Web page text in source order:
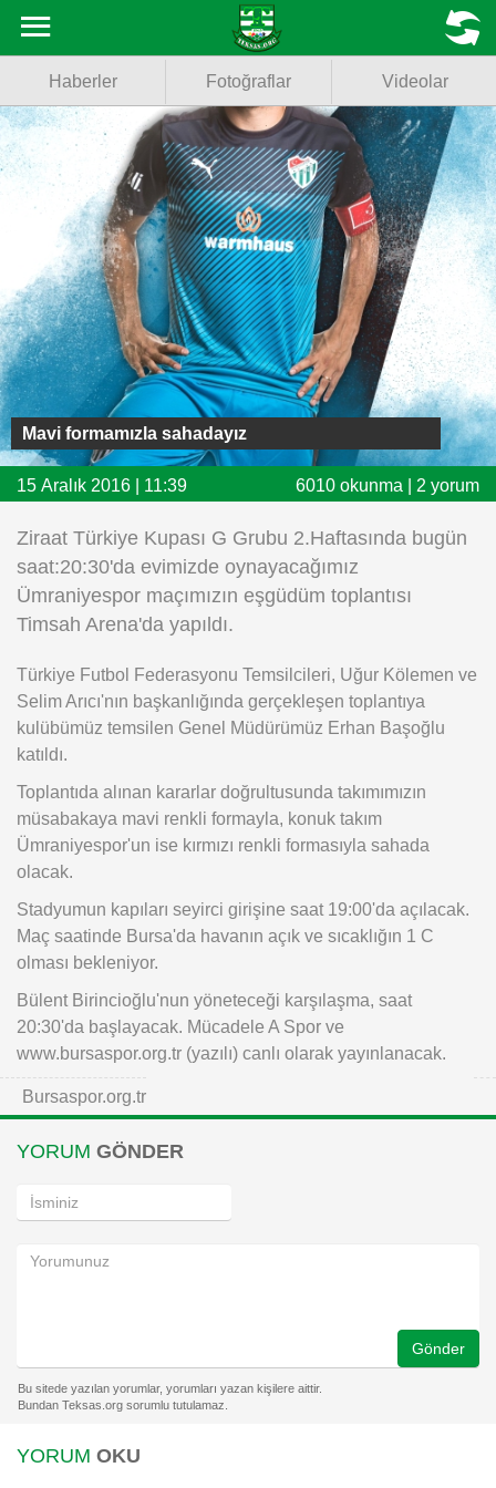
Fotoğraflar
Videolar
Basketbol
Voleybol
Puan Durumu
Fikstür
Facebook
Twitter
Instagram
Android
MENU
Haberler Fotoğraflar Videolar
Mavi formamızla sahadayız
15 Aralık 2016 | 11:39 6010 okunma | 2 yorum
Ziraat Türkiye Kupası G Grubu 2.Haftasında bugün
saat:20:30'da evimizde oynayacağımız
Ümraniyespor maçımızın eşgüdüm toplantısı
Timsah Arena'da yapıldı.
Türkiye Futbol Federasyonu Temsilcileri, Uğur Kölemen ve
Selim Arıcı'nın başkanlığında gerçekleşen toplantıya
kulübümüz temsilen Genel Müdürümüz Erhan Başoğlu
katıldı.
Toplantıda alınan kararlar doğrultusunda takımımızın
müsabakaya mavi renkli formayla, konuk takım
Ümraniyespor'un ise kırmızı renkli formasıyla sahada
olacak.
Stadyumun kapıları seyirci girişine saat 19:00'da açılacak.
Maç saatinde Bursa'da havanın açık ve sıcaklığın 1 C
olması bekleniyor.
Bülent Birincioğlu'nun yöneteceği karşılaşma, saat
20:30'da başlayacak. Mücadele A Spor ve
www.bursaspor.org.tr (yazılı) canlı olarak yayınlanacak.
Bursaspor.org.tr
YORUM GÖNDER
Gönder
YORUM OKU